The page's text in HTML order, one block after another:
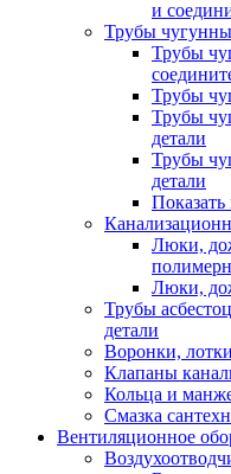
и
Трубы
Трубы
Трубы
Трубы
детали
Трубы
детали
Показать
Люки,
Люки,
Трубы
детали
Воронки,
Клапаны
Кольца и
Смазка
Вентиляционное